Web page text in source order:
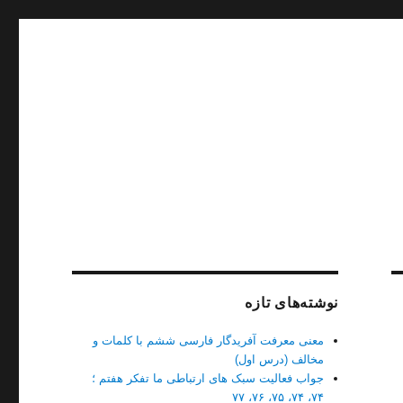
نوشته‌های تازه
معنی معرفت آفریدگار فارسی ششم با کلمات و
مخالف (درس اول)
جواب فعالیت سبک های ارتباطی ما تفکر هفتم ؛
۷۴، ۷۴، ۷۵، ۷۶، ۷۷